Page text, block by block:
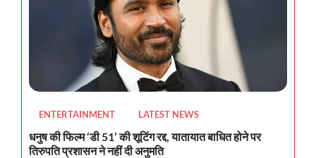
ENTERTAINMENT LATEST NEWS
धनुष की फिल्म ‘डी 51’ की शूटिंग रद्द, यातायात बाधित होने पर
तिरुपति प्रशासन ने नहीं दी अनुमति